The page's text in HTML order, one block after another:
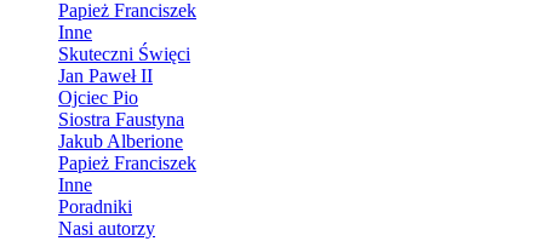
Papież Franciszek
Inne
Skuteczni Święci
Jan Paweł II
Ojciec Pio
Siostra Faustyna
Jakub Alberione
Papież Franciszek
Inne
Poradniki
Nasi autorzy